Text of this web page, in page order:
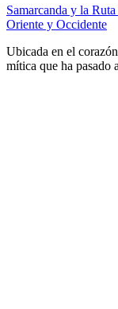
Samarcanda y la
Oriente y Occidente
Ubicada en el
mítica que ha pasado